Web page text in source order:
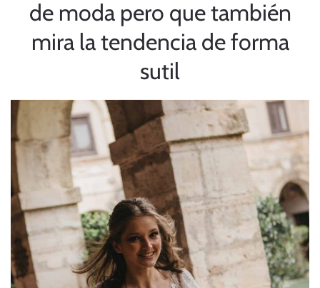
de moda pero que también
mira la tendencia de forma
sutil